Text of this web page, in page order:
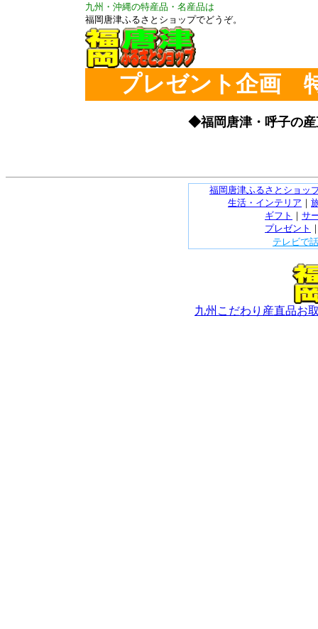
九州・沖縄の特産品・名産品は
福岡唐津ふるさとショップでどうぞ。
プレゼント企画
◆福岡唐津・呼子の産
福岡唐津ふるさとショッ
生活・インテリア ｜
ギフト ｜ サ
プレゼント
テレビで
九州こだわり産直品お